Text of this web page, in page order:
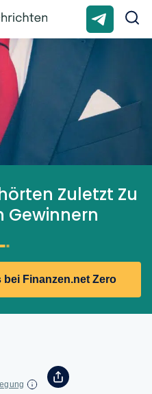
Zuletzt Zu
Gewinnern
bei Finanzen.net Zero